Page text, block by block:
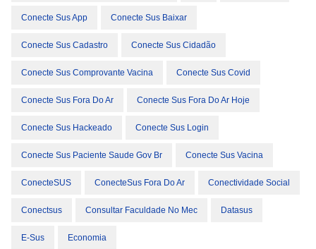
Conecte Sus App Conecte Sus Baixar
Conecte Sus Cadastro Conecte Sus Cidadão
Conecte Sus Comprovante Vacina Conecte Sus Covid
Conecte Sus Fora Do Ar Conecte Sus Fora Do Ar Hoje
Conecte Sus Hackeado Conecte Sus Login
Conecte Sus Paciente Saude Gov Br Conecte Sus Vacina
ConecteSUS ConecteSus Fora Do Ar Conectividade Social
Conectsus Consultar Faculdade No Mec Datasus
E-Sus Economia